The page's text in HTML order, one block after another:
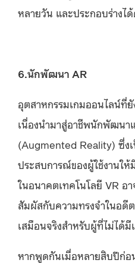
หลายวัน และประกอบร่างได้
6.นักพัฒนา AR
อุตสาหกรรมเกมออนไลน์ที่
เนื่องนำมาสู่อาชีพนักพัฒนา
(Augmented Reality) ซึ่ง
ประสบการณ์ของผู้ใช้งานใ
ในอนาคตเทคโนโลยี VR อา
สัมผัสกับความทรงจำในอดี
เสมือนจริงสำหรับผู้ที่ไม่ได้มี
หากพูดกันเมื่อหลายสิบปีก่